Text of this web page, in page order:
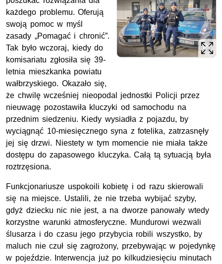
każdego problemu. Oferują
swoją pomoc w myśl
zasady „Pomagać i chronić”.
Tak było wczoraj, kiedy do
komisariatu zgłosiła się 39-
letnia mieszkanka powiatu
wałbrzyskiego. Okazało się,
że chwilę wcześniej nieopodal jednostki Policji przez
nieuwagę pozostawiła kluczyki od samochodu na
przednim siedzeniu. Kiedy wysiadła z pojazdu, by
wyciągnąć 10-miesięcznego syna z fotelika, zatrzasnęły
jej się drzwi. Niestety w tym momencie nie miała także
dostępu do zapasowego kluczyka. Całą tą sytuacją była
roztrzęsiona.
Funkcjonariusze uspokoili kobietę i od razu skierowali
się na miejsce. Ustalili, że nie trzeba wybijać szyby,
gdyż dziecku nic nie jest, a na dworze panowały wtedy
korzystne warunki atmosferyczne. Mundurowi wezwali
ślusarza i do czasu jego przybycia robili wszystko, by
maluch nie czuł się zagrożony, przebywając w pojedynkę
w pojeździe. Interwencja już po kilkudziesięciu minutach